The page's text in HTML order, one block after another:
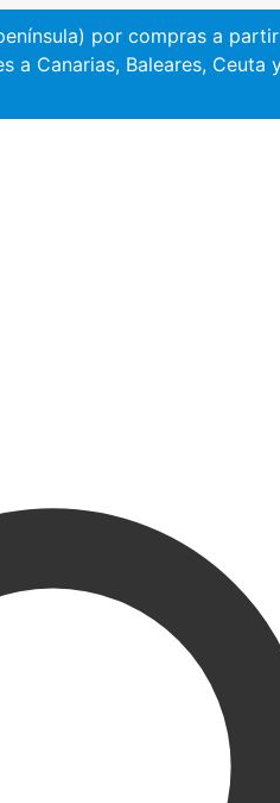
por compras a
a Canarias, Baleares, Ceuta